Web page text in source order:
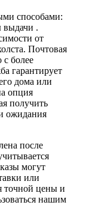
способами:
выдачи .
от
Почтовая
с более
гарантирует
дома или
опция
получить
ожидания
после
могут
или
точной цены и
нашим